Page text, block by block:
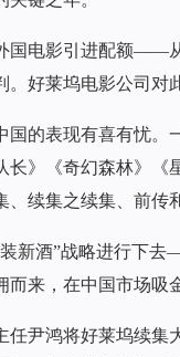
国电影引进配额——
好莱坞电影公司对
国的表现有喜有忧
长》《奇幻森林》
续集之续集、前传
新酒”战略进行下
而来，在中国市场吸
任尹鸿将好莱坞续集